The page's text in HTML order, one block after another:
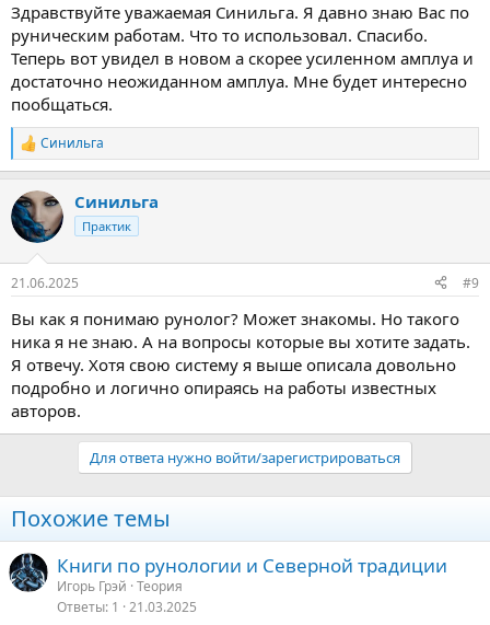
Здравствуйте уважаемая Синильга. Я давно знаю Вас по
руническим работам. Что то использовал. Спасибо.
Теперь вот увидел в новом а скорее усиленном амплуа и
достаточно неожиданном амплуа. Мне будет интересно
пообщаться.
Р
е
к
ц
и
Синильга
Синильга
Практик
21.06.2025 #9
Вы как я понимаю рунолог? Может знакомы. Но такого
ника я не знаю. А на вопросы которые вы хотите задать.
Я отвечу. Хотя свою систему я выше описала довольно
подробно и логично опираясь на работы известных
авторов.
Для ответа нужно войти/зарегистрироваться
Похожие темы
Книги по рунологии и Северной традиции
Игорь Грэй Теория
Ответы 1 21.03.2025